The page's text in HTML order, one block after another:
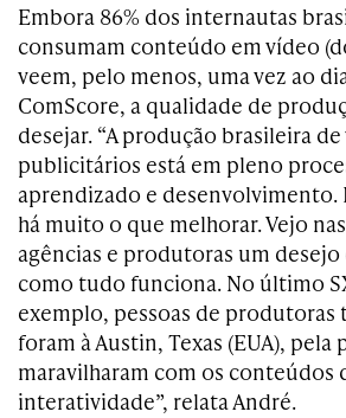
Embora 86% dos internautas
consumam conteúdo em vídeo
veem, pelo menos, uma vez ao
ComScore, a qualidade de
desejar. “A produção brasileira
publicitários está em pleno
aprendizado e desenvolvimento.
há muito o que melhorar. Vejo
agências e produtoras um
como tudo funciona. No último
exemplo, pessoas de produtoras
foram à Austin, Texas (EUA), pela
maravilharam com os conteúdos
interatividade”, relata André.